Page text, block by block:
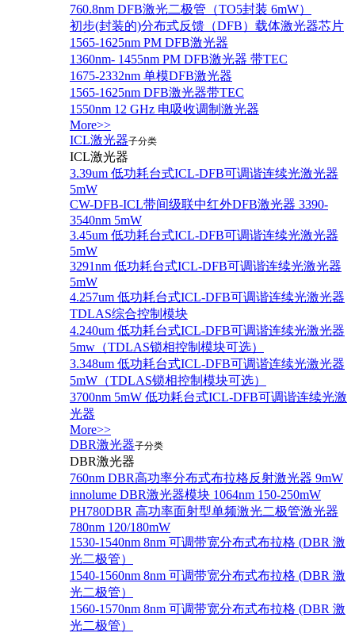
760.8nm DFB激光二极管（TO5封装 6mW）
初步(封装的)分布式反馈（DFB）载体激光器芯片
1565-1625nm PM DFB激光器
1360nm- 1455nm PM DFB激光器 带TEC
1675-2332nm 单模DFB激光器
1565-1625nm DFB激光器带TEC
1550nm 12 GHz 电吸收调制激光器
More>>
ICL激光器子分类
ICL激光器
3.39um 低功耗台式ICL-DFB可调谐连续光激光器
5mW
CW-DFB-ICL带间级联中红外DFB激光器 3390-
3540nm 5mW
3.45um 低功耗台式ICL-DFB可调谐连续光激光器
5mW
3291nm 低功耗台式ICL-DFB可调谐连续光激光器
5mW
4.257um 低功耗台式ICL-DFB可调谐连续光激光器
TDLAS综合控制模块
4.240um 低功耗台式ICL-DFB可调谐连续光激光器
5mw（TDLAS锁相控制模块可选）
3.348um 低功耗台式ICL-DFB可调谐连续光激光器
5mW（TDLAS锁相控制模块可选）
3700nm 5mW 低功耗台式ICL-DFB可调谐连续光激
光器
More>>
DBR激光器子分类
DBR激光器
760nm DBR高功率分布式布拉格反射激光器 9mW
innolume DBR激光器模块 1064nm 150-250mW
PH780DBR 高功率面射型单频激光二极管激光器
780nm 120/180mW
1530-1540nm 8nm 可调带宽分布式布拉格 (DBR 激
光二极管）
1540-1560nm 8nm 可调带宽分布式布拉格 (DBR 激
光二极管）
1560-1570nm 8nm 可调带宽分布式布拉格 (DBR 激
光二极管）